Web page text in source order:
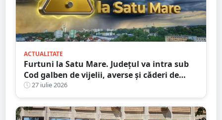
ACTUALITATE
Furtuni la Satu Mare. Județul va intra sub
Cod galben de vijelii, averse și căderi de
grindină
27 iulie 2026